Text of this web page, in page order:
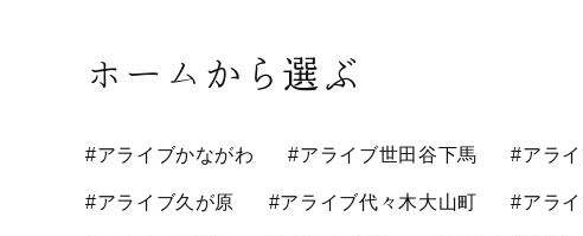
ホームから選ぶ
#アライブかながわ #アライブ世田谷下馬 #アラ
#アライブ久が原 #アライブ代々木大山町 #アラ